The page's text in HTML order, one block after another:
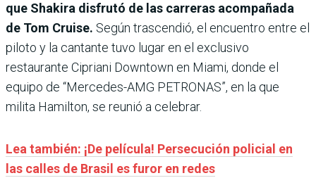
que Shakira disfrutó de las carreras acompañada
de Tom Cruise. Según trascendió, el encuentro entre el
piloto y la cantante tuvo lugar en el exclusivo
restaurante Cipriani Downtown en Miami, donde el
equipo de “Mercedes-AMG PETRONAS”, en la que
milita Hamilton, se reunió a celebrar.
Lea también: ¡De película! Persecución policial en
las calles de Brasil es furor en redes